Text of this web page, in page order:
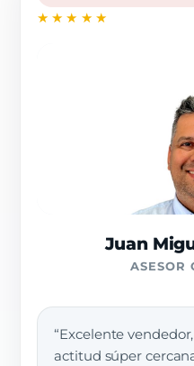
★★★★★
Juan
ASESOR
“Excelente
actitud súper